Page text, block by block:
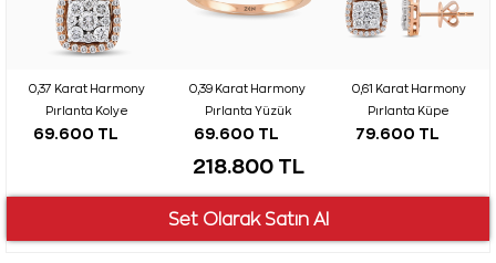
0,37 Karat Harmony
Pırlanta Kolye
69.600 TL
0,39 Karat Harmony
Pırlanta Yüzük
69.600 TL
0,61 Karat Harmony
Pırlanta Küpe
79.600 TL
218.800 TL